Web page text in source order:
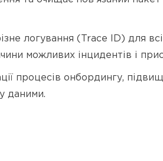
логування (Trace ID) для
можливих інцидентів і
процесів онбордингу,
даними.